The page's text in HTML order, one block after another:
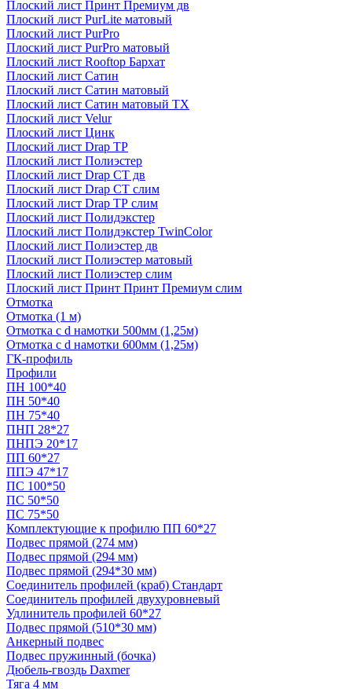
Плоский лист Принт Премиум дв
Плоский лист PurLite матовый
Плоский лист PurPro
Плоский лист PurPro матовый
Плоский лист Rooftop Бархат
Плоский лист Сатин
Плоский лист Сатин матовый
Плоский лист Сатин матовый TX
Плоский лист Velur
Плоский лист Цинк
Плоский лист Drap ТР
Плоский лист Полиэстер
Плоский лист Drap СТ дв
Плоский лист Drap СТ слим
Плоский лист Drap ТР слим
Плоский лист Полидэкстер
Плоский лист Полидэкстер TwinColor
Плоский лист Полиэстер дв
Плоский лист Полиэстер матовый
Плоский лист Полиэстер слим
Плоский лист Принт Принт Премиум слим
Отмотка
Отмотка (1 м)
Отмотка с d намотки 500мм (1,25м)
Отмотка с d намотки 600мм (1,25м)
ГК-профиль
Профили
ПН 100*40
ПН 50*40
ПН 75*40
ПНП 28*27
ПНПЭ 20*17
ПП 60*27
ППЭ 47*17
ПС 100*50
ПС 50*50
ПС 75*50
Комплектующие к профилю ПП 60*27
Подвес прямой (274 мм)
Подвес прямой (294 мм)
Подвес прямой (294*30 мм)
Соединитель профилей (краб) Стандарт
Соединитель профилей двухуровневый
Удлинитель профилей 60*27
Подвес прямой (510*30 мм)
Анкерный подвес
Подвес пружинный (бочка)
Дюбель-гвоздь Daxmer
Тяга 4 мм